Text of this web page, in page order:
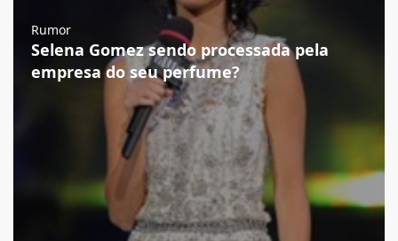
Rumor
Selena Gomez sendo processada pela
empresa do seu perfume?